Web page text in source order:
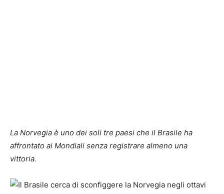
La Norvegia è uno dei soli tre paesi che il Brasile ha
affrontato ai Mondiali senza registrare almeno una
vittoria.